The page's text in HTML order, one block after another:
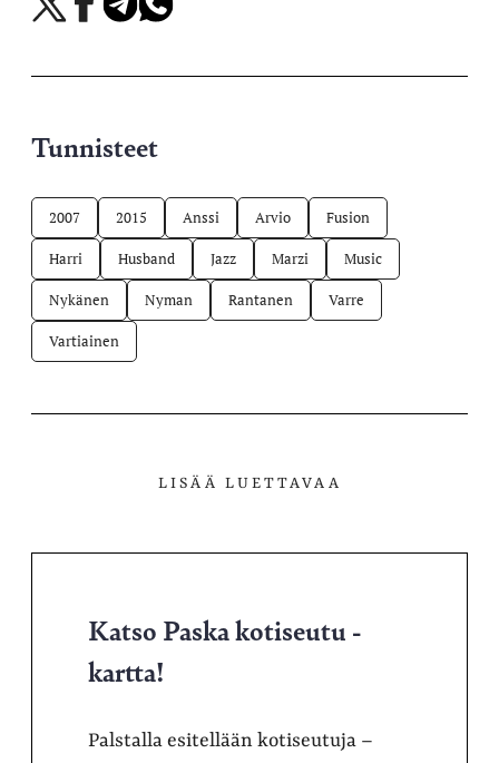
X-
Facebookissa
Telegramissa
WhatsAppissa
Tunnisteet
2007 2015 Anssi Arvio Fusion
Harri Husband Jazz Marzi Music
Nykänen Nyman Rantanen Varre
Vartiainen
LISÄÄ LUETTAVAA
Katso Paska kotiseutu -
kartta!
Palstalla esitellään kotiseutuja –